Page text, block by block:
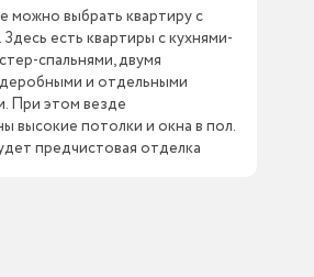
можно выбрать квартиру с
есть квартиры с кухнями-
спальнями, двумя
и отдельными
При этом везде
высокие потолки и окна в пол.
предчистовая отделка